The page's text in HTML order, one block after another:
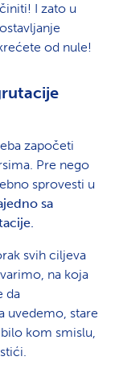
I zato u
od nule!
započeti
Pre nego
sprovesti u
sa
svih ciljeva
na koja
da
uvedemo, stare
kom smislu,